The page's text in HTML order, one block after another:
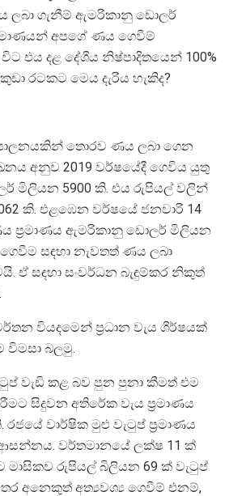
ලබා ගැනීම් ඇමරිකානු ඩොලර්
අපගේ ණය ගෙවීම්
එය දළ දේශීය නිෂ්පාදිතයෙන් 100%
රටකට මෙය දැරිය හැකිද?
තොරව ණය ලබා ගෙන
අනුව 2019 වර්ෂයේදී ගෙවිය යුතු
මිලියන 5900 කි. එය රුපියල් වලින්
කි. එළඹෙන වර්ෂයේ ජනවාරි 14
ප්‍රමාණය ඇමරිකානු ඩොලර් මිලියන
ගෙවීම සඳහා නැවතත් ණය ලබා
ඒ සඳහා සංවර්ධන බැඳුම්කර නිකුත්
වියදමෙන් ප්‍රධාන වැය ශීර්ෂයක්
විමසා බලමු.
වැඩි කළ බව පුන පුනා කීමත් එම
සිදුවන අතිරේක වැය ප්‍රමාණය
වාර්ෂික මුළු වැටුප් ප්‍රමාණය
වර්තමානයේ ලක්ෂ 11 ක්
මාසිකව රුපියල් බිලියන 69 ක් වැටුප්
අනෙකුත් අත්‍යවශ්‍ය ගෙවීම් එනම්,